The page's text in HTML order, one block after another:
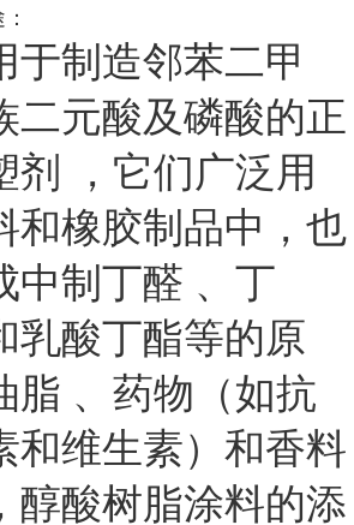
于制造邻苯二甲
二元酸及磷酸的正
剂 ，它们广泛用
和橡胶制品中，也
中制丁醛 、丁
乳酸丁酯等的原
脂 、药物（如抗
和维生素）和香料
醇酸树脂涂料的添